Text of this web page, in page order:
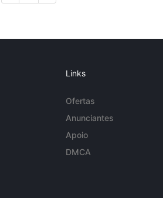
Links
Ofertas
Anunciantes
Apoio
DMCA